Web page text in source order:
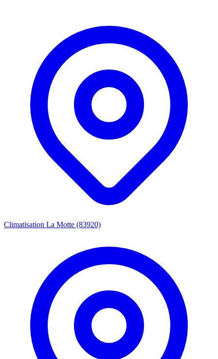
Climatisation La Motte (83920)